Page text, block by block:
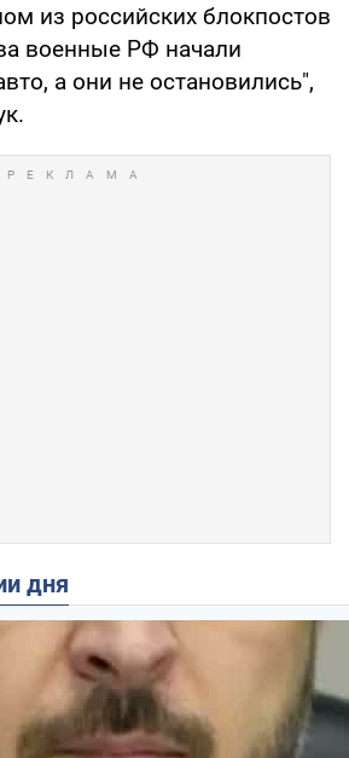
из российских блокпостов
военные РФ начали
а они не остановились",
дня